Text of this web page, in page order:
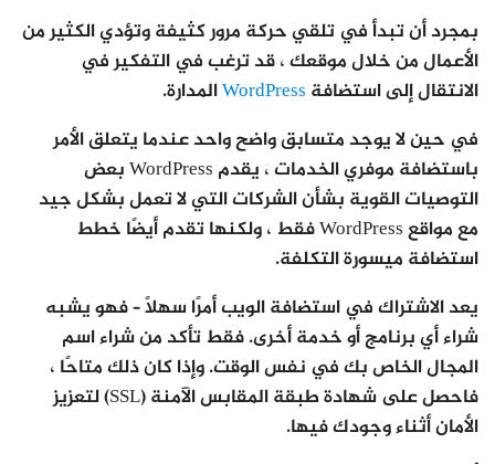
بمجرد أن تبدأ في تلقي حركة مرور كثيفة وتؤدي الكثير من
الأعمال من خلال موقعك ، قد ترغب في التفكير في
الانتقال إلى استضافة WordPressالمدارة.
في حين لا يوجد متسابق واضح واحد عندما يتعلق الأمر
باستضافة موفري الخدمات ، يقدم WordPress بعض
التوصيات القوية بشأن الشركات التي لا تعمل بشكل جيد
مع مواقع WordPress فقط ، ولكنها تقدم أيضًا خطط
استضافة ميسورة التكلفة.
يعد الاشتراك في استضافة الويب أمرًا سهلاً – فهو يشبه
شراء أي برنامج أو خدمة أخرى. فقط تأكد من شراء اسم
المجال الخاص بك في نفس الوقت. وإذا كان ذلك متاحًا ،
فاحصل على شهادة طبقة المقابس الآمنة (SSL) لتعزيز
الأمان أثناء وجودك فيها.